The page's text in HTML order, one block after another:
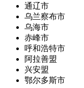
通辽市
乌兰察布市
乌海市
赤峰市
呼和浩特市
阿拉善盟
兴安盟
鄂尔多斯市